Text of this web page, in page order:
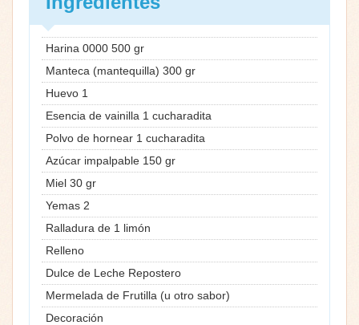
Harina 0000 500 gr
Manteca (mantequilla) 300 gr
Huevo 1
Esencia de vainilla 1 cucharadita
Polvo de hornear 1 cucharadita
Azúcar impalpable 150 gr
Miel 30 gr
Yemas 2
Ralladura de 1 limón
Relleno
Dulce de Leche Repostero
Mermelada de Frutilla (u otro sabor)
Decoración